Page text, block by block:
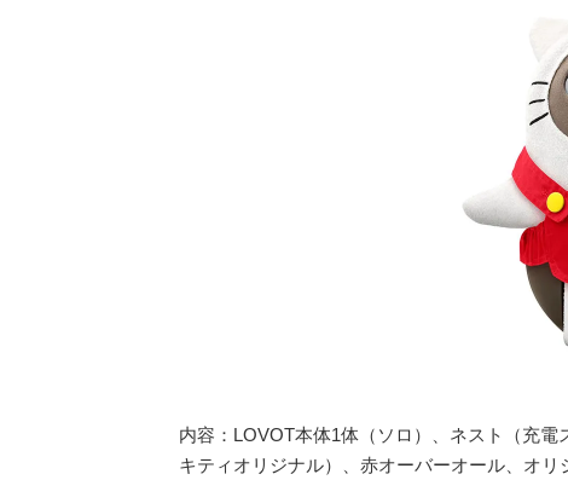
内容：LOVOT本体1体（ソロ）、ネスト（充
キティオリジナル）、赤オーバーオール、オリ